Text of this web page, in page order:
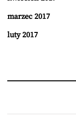
marzec 2017
luty 2017